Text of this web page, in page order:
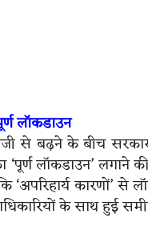
लॉकडाउन
से बढ़ने के बीच
लॉकडाउन’ लगाने
कारणों’ से
के साथ हुई